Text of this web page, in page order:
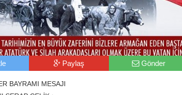
Paylaş Gönder
BAYRAMI MESAJI